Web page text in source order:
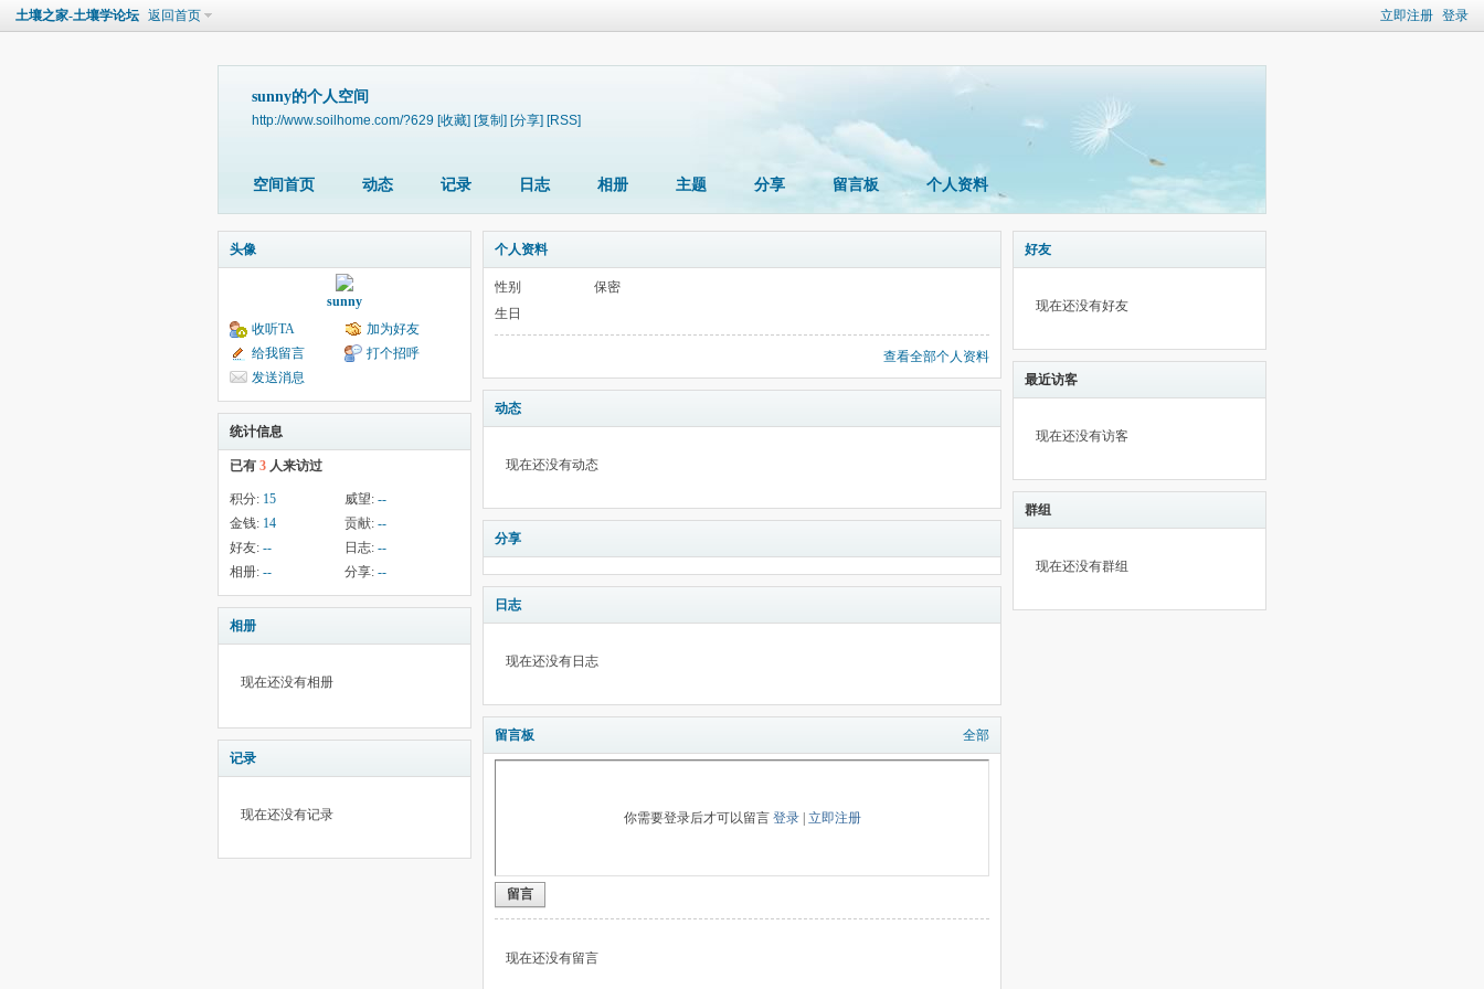
立即注册 登录
土壤之家-土壤学论坛 返回首页
sunny的个人空间
http://www.soilhome.com/?629 [收藏] [复制] [分享] [RSS]
空间首页 动态 记录 日志 相册 主题 分享 留言板 个人资料
头像
sunny
收听TA
加为好友
给我留言
打个招呼
发送消息
统计信息
已有 3 人来访过
积分: 15 威望: --
金钱: 14 贡献: --
好友: -- 日志: --
相册: -- 分享: --
相册
现在还没有相册
记录
现在还没有记录
个人资料
性别
保密
生日
查看全部个人资料
动态
现在还没有动态
分享
日志
现在还没有日志
留言板 全部
你需要登录后才可以留言 登录| 立即注册
留言
现在还没有留言
好友
现在还没有好友
最近访客
现在还没有访客
群组
现在还没有群组